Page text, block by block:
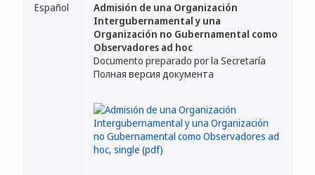
Español
Admisión de una Organización
Intergubernamental y una
Organización no Gubernamental como
Observadores ad hoc
Documento preparado por la Secretaría
Полная версия документа